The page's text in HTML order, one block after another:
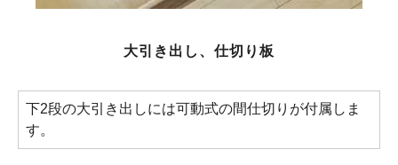
大引き出し、仕切り板
下2段の大引き出しには可動式の間仕切りが付属しま
す。